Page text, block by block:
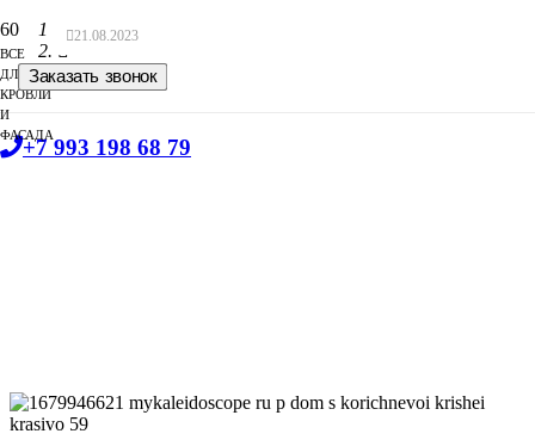
ВСЕ
ДЛЯ
КРОВЛИ
И
ФАСАДА
Заказать звонок
+7 993 198 68 79
Главная
Блог
21.08.2023